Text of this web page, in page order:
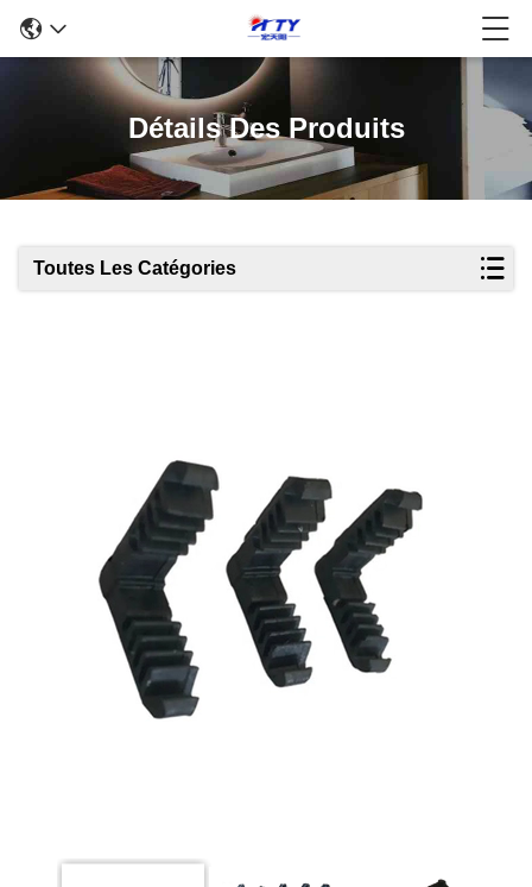
Détails Des Produits
Toutes Les Catégories